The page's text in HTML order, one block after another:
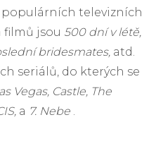
populárních televizních
filmů jsou 500 dní v létě,
bridesmates, atd.
seriálů, do kterých se
Vegas, Castle, The
a 7. Nebe